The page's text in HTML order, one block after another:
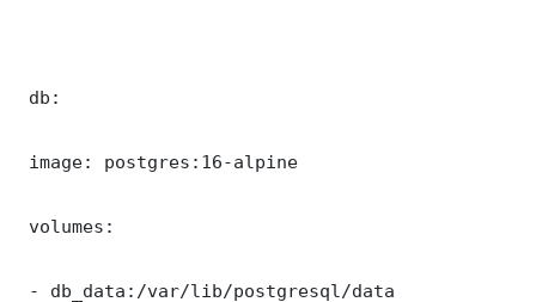
db:
image: postgres:16-alpine
volumes:
- db_data:/var/lib/postgresql/data